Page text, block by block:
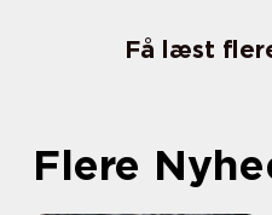
Få læst
Flere